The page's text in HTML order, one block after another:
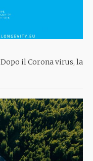
Dopo il Corona virus, la